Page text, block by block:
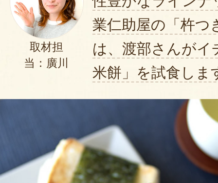
取材担
当：廣川
業仁助屋の「杵つ
は、渡部さんがイ
米餅」を試食しま